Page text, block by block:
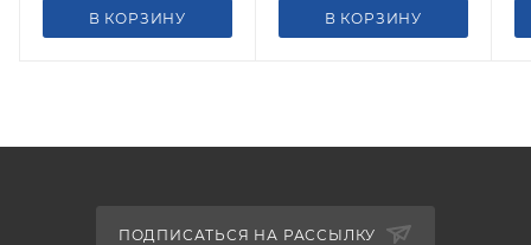
В КОРЗИНУ В КОРЗИНУ
ПОДПИСАТЬСЯ НА РАССЫЛКУ